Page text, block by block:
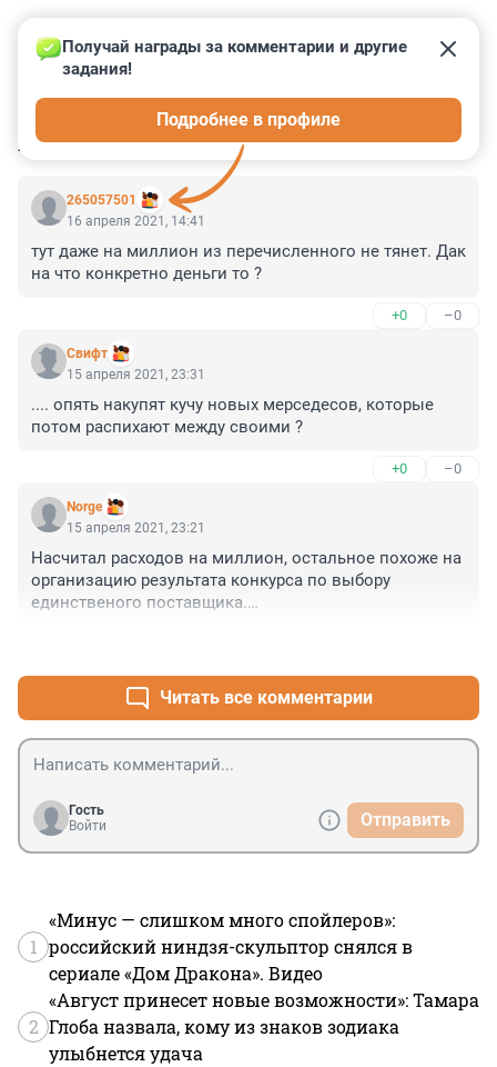
КОММЕНТАРИИ 14
265057501
Получай награды за комментарии и другие
задания!
Подробнее в профиле
16 апреля 2021, 14:41
тут даже на миллион из перечисленного не тянет. Дак
на что конкретно деньги то ?
+0 –0
Cвифт
15 апреля 2021, 23:31
.... опять накупят кучу новых мерседесов, которые
потом распихают между своими ?
+0 –0
Norge
15 апреля 2021, 23:21
Насчитал расходов на миллион, остальное похоже на
организацию результата конкурса по выбору
единственого поставщика.
Читать все комментарии
Гость
Войти
Отправить
1
«Минус — слишком много спойлеров»:
российский ниндзя-скульптор снялся в
сериале «Дом Дракона». Видео
2
«Август принесет новые возможности»: Тамара
Глоба назвала, кому из знаков зодиака
улыбнется удача